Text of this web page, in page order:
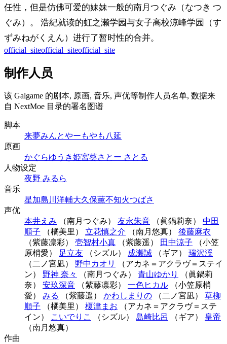
任性，但是仿佛可爱的妹妹一般的南月つぐみ（なつき つ
ぐみ）。 浩紀就读的虹之濑学园与女子高校涼峰学园（す
ずみねがくえん）进行了暂时性的合并。
official_siteofficial_siteofficial_site
制作人员
该 Galgame 的剧本, 原画, 音乐, 声优等制作人员名单, 数据来
自 NextMoe 目录的署名图谱
脚本
来夢みんとやーもやも 八延
原画
かぐらゆうき姫宮葵さとー さとる
人物设定
夜野 みるら
音乐
星加島川洋輔大久保薫不知火つばさ
声优
本井えみ （南月つぐみ） 友永朱音 （眞鍋莉奈） 中田
順子 （橘美里） 立花慎之介 （南月悠真） 後藤麻衣
（紫藤凛彩） 壱智村小真 （紫藤遥） 田中涼子 （小笠
原梢愛） 足立友 （シズル） 成瀬誠 （ギア） 瑞沢渓
（二ノ宮凪） 野中カオリ
（アカネ＝アクラヴ＝ステイ
ン） 野神 奈々 （南月つぐみ） 青山ゆかり
（眞鍋莉
奈） 安玖深音 （紫藤凛彩） 一色ヒカル （小笠原梢
愛） みる （紫藤遥） かわしまりの （二ノ宮凪） 草柳
順子 （橘美里） 榎津まお （アカネ＝アクラヴ＝ステ
イン）
こいでりこ （シズル） 島崎比呂 （ギア） 皇帝
（南月悠真）
作曲